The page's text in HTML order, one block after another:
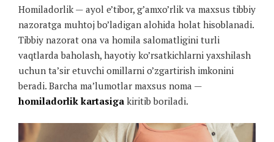
Homiladorlik — ayol e’tibor, g’amxo’rlik va maxsus tibbiy
nazoratga muhtoj bo’ladigan alohida holat hisoblanadi.
Tibbiy nazorat ona va homila salomatligini turli
vaqtlarda baholash, hayotiy ko’rsatkichlarni yaxshilash
uchun ta’sir etuvchi omillarni o’zgartirish imkonini
beradi. Barcha ma’lumotlar maxsus noma —
homiladorlik kartasiga kiritib boriladi.